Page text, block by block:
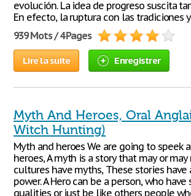
evolución. La idea de progreso suscita
En efecto, la ruptura con las tradiciones y
939 Mots / 4 Pages
Lire la suite Enregistrer
Myth And Heroes, Oral
Witch Hunting)
Myth and heroes We are going to speek
heroes, A myth is a story that may or
cultures have myths, These stories
power. A Hero can be a person, who
qualities or just be like others people